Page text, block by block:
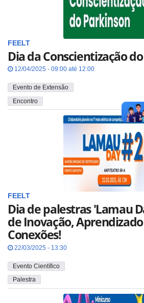
FEELT
Dia da Conscientização
12/04/2025 - 09:00 até 12:00
Evento de Extensão
Encontro
FEELT
Dia de palestras 'Lamau
de Inovação,
Conexões!
22/03/2025 - 13:30
Evento Científico
Palestra